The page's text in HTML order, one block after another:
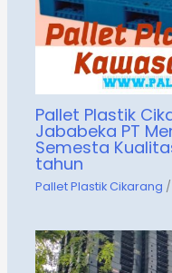
Pallet Plastik
Jababeka PT
Semesta
tahun
Pallet Plastik Cikarang